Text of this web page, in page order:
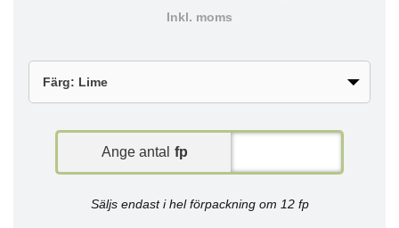
Inkl. moms
Ange antal fp
Säljs endast i hel förpackning om 12 fp